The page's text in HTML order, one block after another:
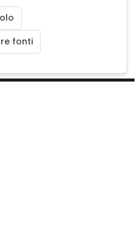
fonti